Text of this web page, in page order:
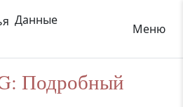
Данные
Меню
Подробный